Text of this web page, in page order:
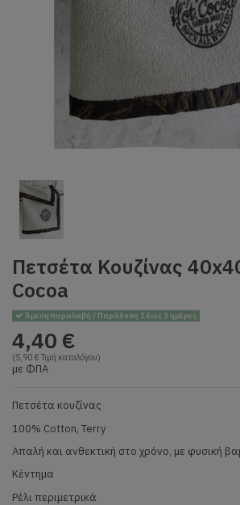
Πετσέτα Κουζίνας
Cocoa
Άμεση παραλαβή / Παράδοση 1 έως 3 ημέρες
4,40 €
(5,90 € Τιμή καταλόγου)
με ΦΠΑ
Πετσέτα κουζίνας
100% Cotton, Terry
Απαλή και ανθεκτική στο χρόνο, με φυσική
Κέντημα
Ρέλι περιμετρικά